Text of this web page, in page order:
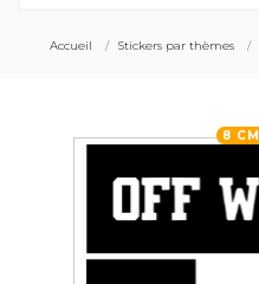
Accueil Stickers par thèmes
8 CM